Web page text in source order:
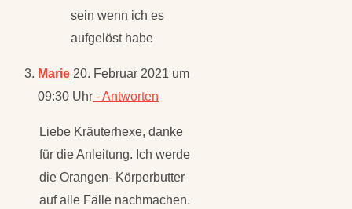
sein wenn ich es
aufgelöst habe
Marie 20. Februar 2021 um
09:30 Uhr - Antworten
Liebe Kräuterhexe, danke
für die Anleitung. Ich werde
die Orangen- Körperbutter
auf alle Fälle nachmachen.